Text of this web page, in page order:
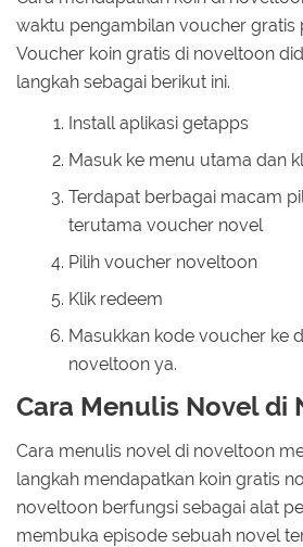
waktu pengambilan voucher gratis
Voucher koin gratis di noveltoon
langkah sebagai berikut ini.
Install aplikasi getapps
Masuk ke menu utama dan
Terdapat berbagai macam
terutama voucher novel
Pilih voucher noveltoon
Klik redeem
Masukkan kode voucher ke
noveltoon ya.
Cara Menulis Novel di
Cara menulis novel di noveltoon
langkah mendapatkan koin gratis
noveltoon berfungsi sebagai alat
membuka episode sebuah novel